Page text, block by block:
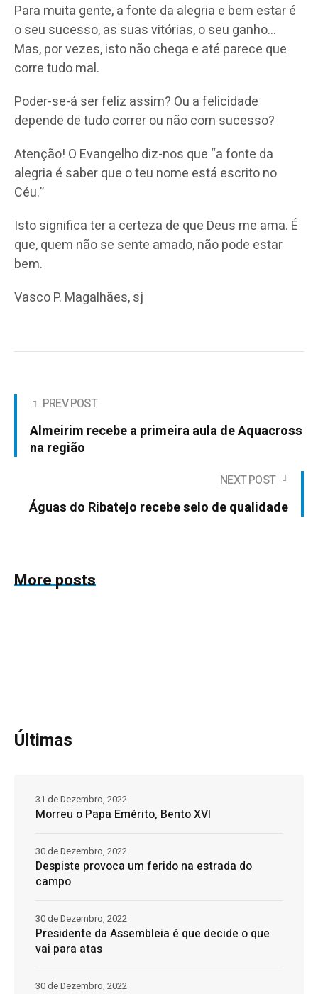
Para muita gente, a fonte da alegria e bem estar é
o seu sucesso, as suas vitórias, o seu ganho…
Mas, por vezes, isto não chega e até parece que
corre tudo mal.
Poder-se-á ser feliz assim? Ou a felicidade
depende de tudo correr ou não com sucesso?
Atenção! O Evangelho diz-nos que “a fonte da
alegria é saber que o teu nome está escrito no
Céu.”
Isto significa ter a certeza de que Deus me ama. É
que, quem não se sente amado, não pode estar
bem.
Vasco P. Magalhães, sj
PREV POST
Almeirim recebe a primeira aula de Aquacross
na região
NEXT POST
Águas do Ribatejo recebe selo de qualidade
More posts
Últimas
Morreu o Papa Emérito, Bento XVI
31 de Dezembro, 2022
Despiste provoca um ferido na estrada do
campo
30 de Dezembro, 2022
Presidente da Assembleia é que decide o que
vai para atas
30 de Dezembro, 2022
30 de Dezembro, 2022